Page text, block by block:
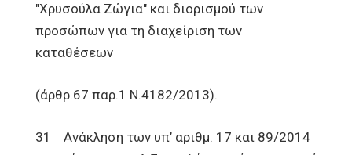
"Χρυσούλα Ζώγια" και διορισμού των
προσώπων για τη διαχείριση των
καταθέσεων
(άρθρ.67 παρ.1 Ν.4182/2013).
31 Ανάκληση των υπ’ αριθμ. 17 και 89/2014